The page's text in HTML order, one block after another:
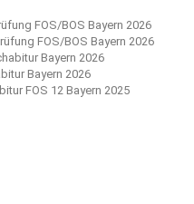
FOS/BOS Bayern 2026
FOS/BOS Bayern 2026
Bayern 2026
Bayern 2026
FOS 12 Bayern 2025